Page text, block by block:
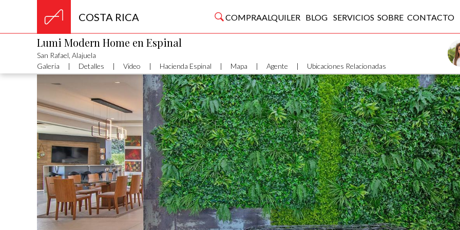
COSTA RICA COMPRAALQUILER BLOG SERVICIOS SOBRE CONTACTO
Lumi Modern Home en Espinal
San Rafael, Alajuela
Galeria
| Detalles | Video | Hacienda Espinal | Mapa | Agente | Ubicaciones Relacionadas